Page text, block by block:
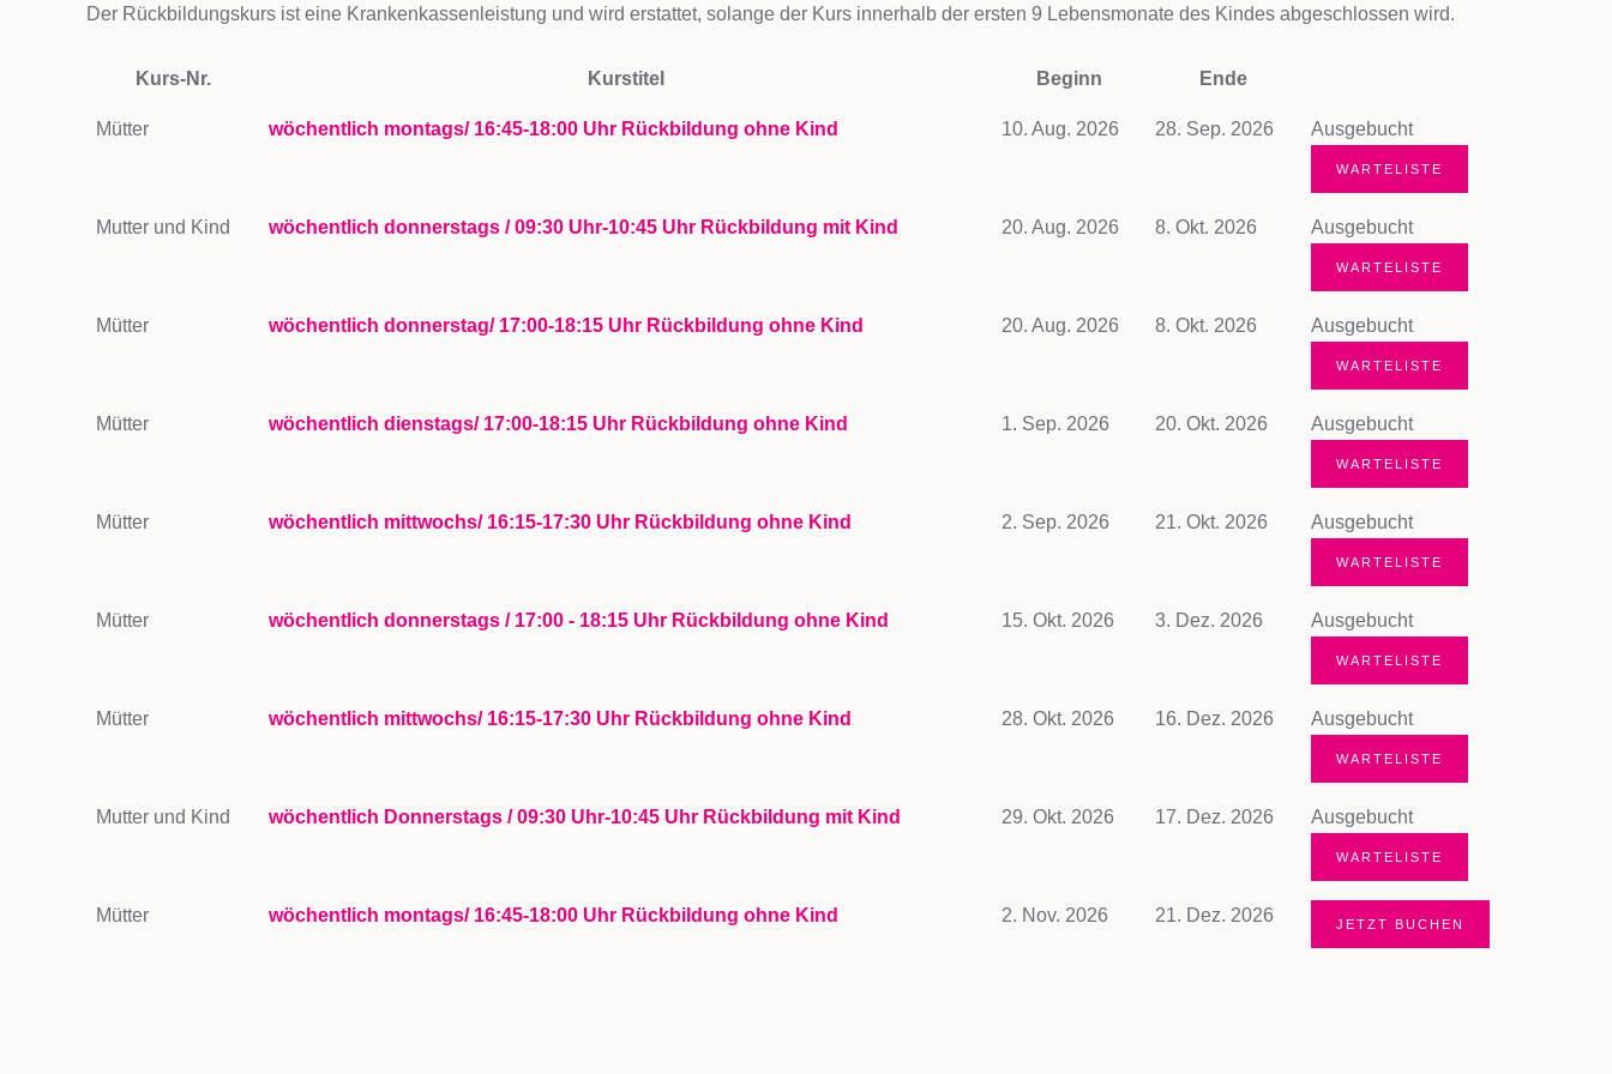
Der Rückbildungskurs ist eine Krankenkassenleistung und wird erstattet, solange der Kurs innerhalb der ersten 9 Lebensmonate des Kindes abgeschlossen wird.
Kurs-Nr. Kurstitel Beginn Ende
Mütter wöchentlich montags/ 16:45-18:00 Uhr Rückbildung ohne Kind 10. Aug. 2026 28. Sep. 2026 Ausgebucht
WARTELISTE
Mutter und Kind wöchentlich donnerstags / 09:30 Uhr-10:45 Uhr Rückbildung mit Kind 20. Aug. 2026 8. Okt. 2026 Ausgebucht
WARTELISTE
Mütter wöchentlich donnerstag/ 17:00-18:15 Uhr Rückbildung ohne Kind 20. Aug. 2026 8. Okt. 2026 Ausgebucht
WARTELISTE
Mütter wöchentlich dienstags/ 17:00-18:15 Uhr Rückbildung ohne Kind 1. Sep. 2026 20. Okt. 2026 Ausgebucht
WARTELISTE
Mütter wöchentlich mittwochs/ 16:15-17:30 Uhr Rückbildung ohne Kind 2. Sep. 2026 21. Okt. 2026 Ausgebucht
WARTELISTE
Mütter wöchentlich donnerstags / 17:00 - 18:15 Uhr Rückbildung ohne Kind 15. Okt. 2026 3. Dez. 2026 Ausgebucht
WARTELISTE
Mütter wöchentlich mittwochs/ 16:15-17:30 Uhr Rückbildung ohne Kind 28. Okt. 2026 16. Dez. 2026 Ausgebucht
WARTELISTE
Mutter und Kind wöchentlich Donnerstags / 09:30 Uhr-10:45 Uhr Rückbildung mit Kind 29. Okt. 2026 17. Dez. 2026 Ausgebucht
WARTELISTE
Mütter wöchentlich montags/ 16:45-18:00 Uhr Rückbildung ohne Kind 2. Nov. 2026 21. Dez. 2026 JETZT BUCHEN